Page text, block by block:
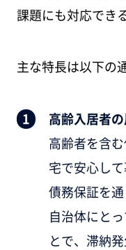
課題にも対応でき
主な特長は以下の
高齢入居者
高齢者を含
宅で安心し
債務保証を
自治体にと
とで、滞納